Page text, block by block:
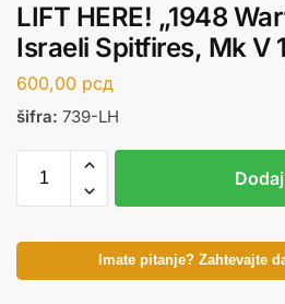
LIFT HERE! „1948
Israeli Spitfires, Mk V
600,00 рсд
šifra: 739-LH
Imate pitanje? Zahtevajte